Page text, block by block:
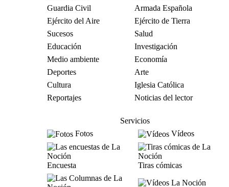
Guardia Civil
Armada Española
Ejército del Aire
Ejército de Tierra
Sucesos
Salud
Educación
Investigación
Medio ambiente
Economía
Deportes
Arte
Cultura
Iglesia Católica
Reportajes
Noticias del lector
Servicios
Fotos
Vídeos
Encuesta Tiras cómicas